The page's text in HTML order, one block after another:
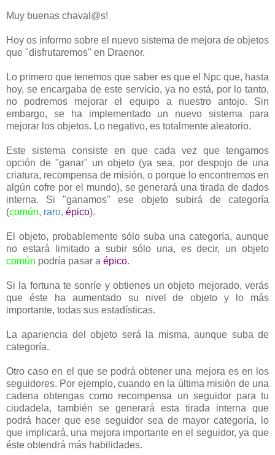
Muy buenas chaval@s!
Hoy os informo sobre el nuevo sistema de mejora de objetos
que "disfrutaremos" en Draenor.
Lo primero que tenemos que saber es que el Npc que, hasta
hoy, se encargaba de este servicio, ya no está, por lo tanto,
no podremos mejorar el equipo a nuestro antojo. Sin
embargo, se ha implementado un nuevo sistema para
mejorar los objetos. Lo negativo, es totalmente aleatorio.
Este sistema consiste en que cada vez que tengamos
opción de "ganar" un objeto (ya sea, por despojo de una
criatura, recompensa de misión, o porque lo encontremos en
algún cofre por el mundo), se generará una tirada de dados
interna. Si "ganamos" ese objeto subirá de categoría
(común, raro, épico).
El objeto, probablemente sólo suba una categoría, aunque
no estará limitado a subir sólo una, es decir, un objeto
común podría pasar a épico.
Si la fortuna te sonríe y obtienes un objeto mejorado, verás
que éste ha aumentado su nivel de objeto y lo más
importante, todas sus estadísticas.
La apariencia del objeto será la misma, aunque suba de
categoría.
Otro caso en el que se podrá obtener una mejora es en los
seguidores. Por ejemplo, cuando en la última misión de una
cadena obtengas como recompensa un seguidor para tu
ciudadela, también se generará esta tirada interna que
podrá hacer que ese seguidor sea de mayor categoría, lo
que implicará, una mejora importante en el seguidor, ya que
éste obtendrá más habilidades.